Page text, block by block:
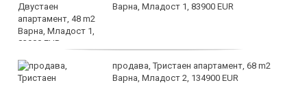
Варна, Младост 1, 83900 EUR
продава, Тристаен апартамент, 68 m2
Варна, Младост 2, 134900 EUR